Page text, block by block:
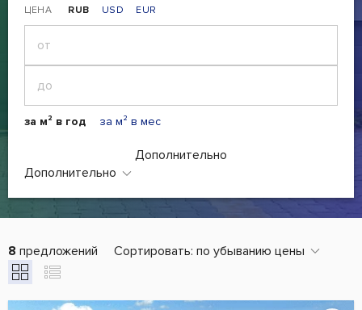
ЦЕНА RUB USD EUR
за м² в год за м² в мес
Дополнительно
Дополнительно
8 предложений Сортировать: по убыванию цены